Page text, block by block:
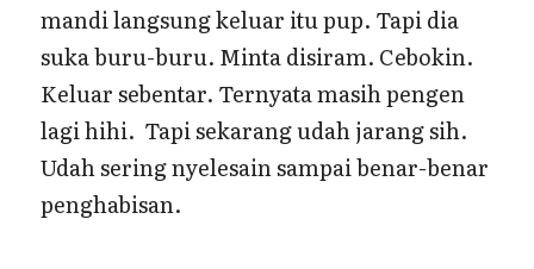
mandi langsung keluar itu pup. Tapi dia
suka buru-buru. Minta disiram. Cebokin.
Keluar sebentar. Ternyata masih pengen
lagi hihi. Tapi sekarang udah jarang sih.
Udah sering nyelesain sampai benar-benar
penghabisan.